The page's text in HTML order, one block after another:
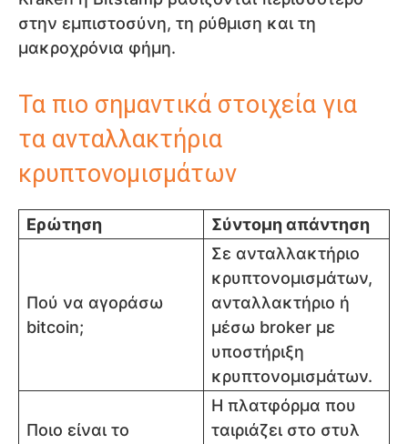
στην εμπιστοσύνη, τη ρύθμιση και τη
μακροχρόνια φήμη.
Τα πιο σημαντικά στοιχεία για
τα ανταλλακτήρια
κρυπτονομισμάτων
Ερώτηση Σύντομη απάντηση
Πού να αγοράσω
bitcoin;
Σε ανταλλακτήριο
κρυπτονομισμάτων,
ανταλλακτήριο ή
μέσω broker με
υποστήριξη
κρυπτονομισμάτων.
Ποιο είναι το
Η πλατφόρμα που
ταιριάζει στο στυλ